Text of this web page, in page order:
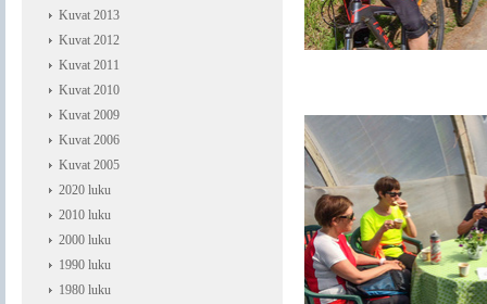
Kuvat 2013
Kuvat 2012
Kuvat 2011
Kuvat 2010
Kuvat 2009
Kuvat 2006
Kuvat 2005
2020 luku
2010 luku
2000 luku
1990 luku
1980 luku